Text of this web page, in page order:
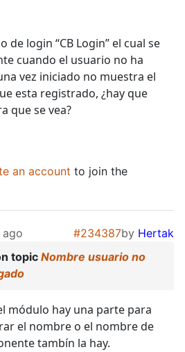
de login “CB Login” el cual se
cuando el usuario no ha
vez iniciado no muestra el
esta registrado, ¿hay que
que se vea?
an account to join the
ago #234387by Hertak
topic Nombre usuario no
módulo hay una parte para
el nombre o el nombre de
tambín la hay.